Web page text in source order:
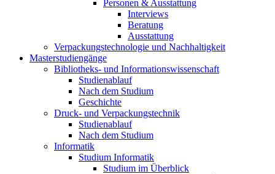
Personen & Ausstattung
Interviews
Beratung
Ausstattung
Verpackungstechnologie und Nachhaltigkeit
Masterstudiengänge
Bibliotheks- und Informationswissenschaft
Studienablauf
Nach dem Studium
Geschichte
Druck- und Verpackungstechnik
Studienablauf
Nach dem Studium
Informatik
Studium Informatik
Studium im Überblick